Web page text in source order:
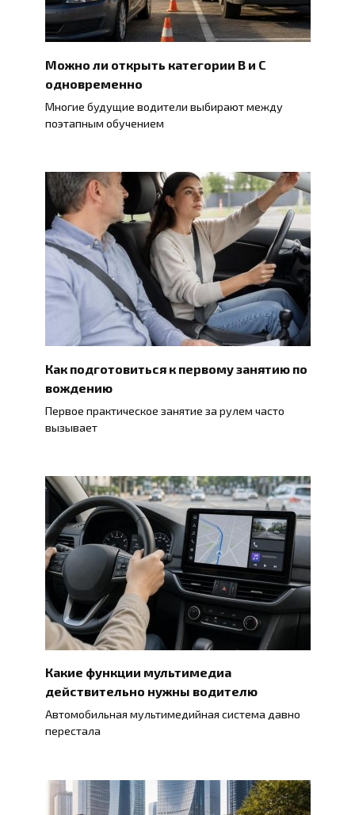
Можно ли открыть категории B и C
одновременно
Многие будущие водители выбирают между
поэтапным обучением
Как подготовиться к первому занятию по
вождению
Первое практическое занятие за рулем часто
вызывает
Какие функции мультимедиа
действительно нужны водителю
Автомобильная мультимедийная система давно
перестала